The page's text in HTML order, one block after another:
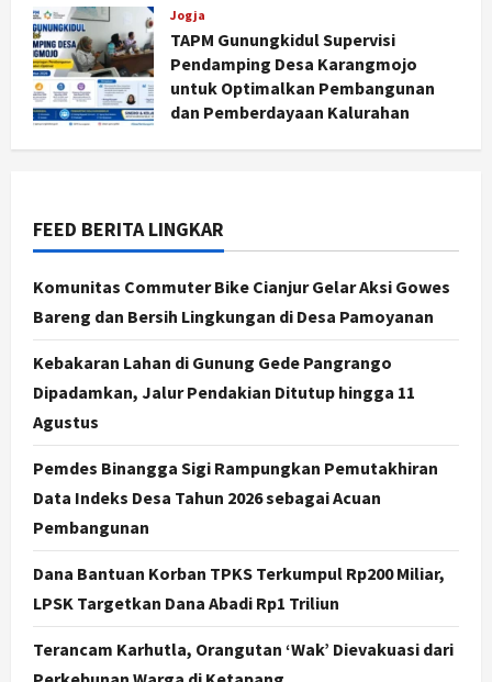
Jogja
TAPM Gunungkidul Supervisi
Pendamping Desa Karangmojo
untuk Optimalkan Pembangunan
dan Pemberdayaan Kalurahan
FEED BERITA LINGKAR
Komunitas Commuter Bike Cianjur Gelar Aksi Gowes
Bareng dan Bersih Lingkungan di Desa Pamoyanan
Kebakaran Lahan di Gunung Gede Pangrango
Dipadamkan, Jalur Pendakian Ditutup hingga 11
Agustus
Pemdes Binangga Sigi Rampungkan Pemutakhiran
Data Indeks Desa Tahun 2026 sebagai Acuan
Pembangunan
Dana Bantuan Korban TPKS Terkumpul Rp200 Miliar,
LPSK Targetkan Dana Abadi Rp1 Triliun
Terancam Karhutla, Orangutan ‘Wak’ Dievakuasi dari
2
Yogyakarta Digelar 2 Bulan, Fokus
pada UMKM dan Wisata
Agustus 7, 2026
Jogja
4
Politik
Cagar Budaya RSUD Soewondo Jadi
Sorotan, Hasil Kajian Tim Provinsi
Segera Keluar
Agustus 7, 2026
5
Nasional
Mulai Rp75 Ribu untuk Sekolah
Rakyat
Agustus 7, 2026
Hari Jadi Pati ke-703 Jadi
Momentum Kemajuan, Ini Pesan Ali
Badrudin
Agustus 8, 2026